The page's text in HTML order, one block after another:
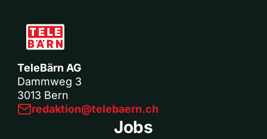
TeleBärn AG
Dammweg 3
3013 Bern
redaktion@telebaern.ch
Jobs